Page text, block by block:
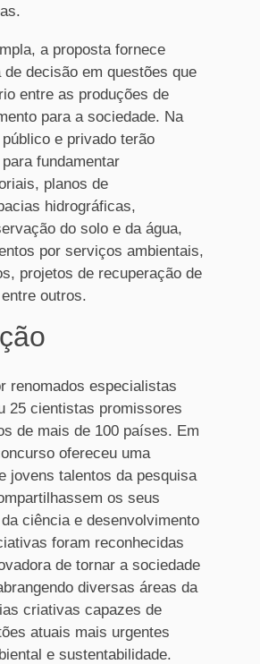
a proposta fornece
de decisão em questões que
entre as produções de
para a sociedade. Na
e privado terão
fundamentar
planos de
hidrográficas,
do solo e da água,
por serviços ambientais,
projetos de recuperação de
outros.
renomados especialistas
25 cientistas promissores
de mais de 100 países. Em
ofereceu uma
jovens talentos da pesquisa
os seus
ciência e desenvolvimento
foram reconhecidas
de tornar a sociedade
diversas áreas da
criativas capazes de
atuais mais urgentes
e sustentabilidade.